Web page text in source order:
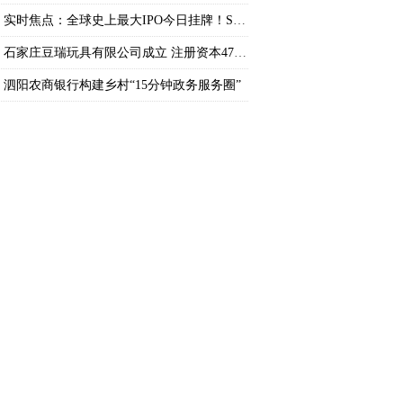
实时焦点：全球史上最大IPO今日挂牌！SpaceX(
石家庄豆瑞玩具有限公司成立 注册资本47万人
泗阳农商银行构建乡村“15分钟政务服务圈”